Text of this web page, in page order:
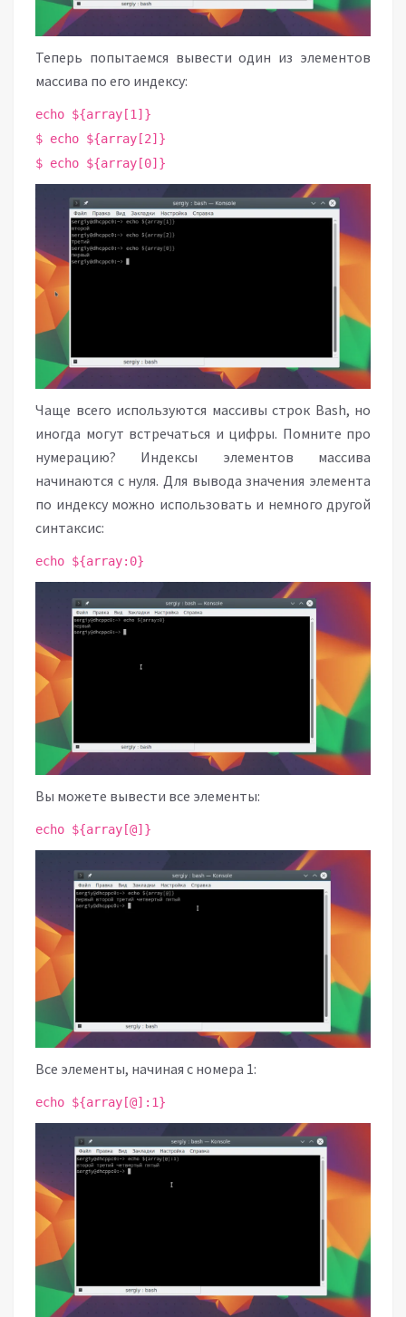
Теперь попытаемся вывести один из элементов
массива по его индексу:
echo ${array[1]}
$ echo ${array[2]}
$ echo ${array[0]}
Чаще всего используются массивы строк Bash, но
иногда могут встречаться и цифры. Помните про
нумерацию? Индексы элементов массива
начинаются с нуля. Для вывода значения элемента
по индексу можно использовать и немного другой
синтаксис:
echo ${array:0}
Вы можете вывести все элементы:
echo ${array[@]}
Все элементы, начиная с номера 1:
echo ${array[@]:1}